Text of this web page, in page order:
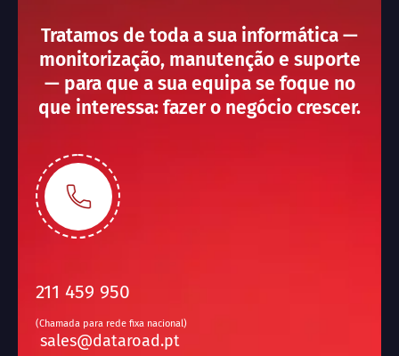
Tratamos de toda a sua informática —
monitorização, manutenção e suporte
— para que a sua equipa se foque no
que interessa: fazer o negócio crescer.
211 459 950
(Chamada para rede fixa nacional)
sales@dataroad.pt